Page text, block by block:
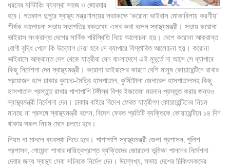
ধরনের মনিটরিং ব্যবস্থা সহজ ও জোরদার
হবে। গতকাল দুপুরে স্বাস্থ্য মন্ত্রণালয়ের সভাকক্ষে ‘করোনা ভাইরাস মোকাবিলায় করণীয়’
শীর্ষক আলোচনা সভায় সভাপতির বক্তব্যে এসব কথা বলেন স্বাস্থ্যমন্ত্রী। সভায় করোনা
ভাইরাস সংক্রান্ত দেশের সার্বিক পরিস্থিতি নিয়ে আলোচনা হয়। দেশে করোনা আক্রান্ত
রোগী বৃদ্ধি পেলে কি উদ্যোগ নেয়া হবে সে ব্যাপারে বিস্তারিত আলোচনা হয়। করোনা
ভাইরাসে আক্রান্ত দেশ থেকে যাত্রীরা যেন বাংলাদেশে এই মুহূর্তে না আসে সে ব্যাপারে
কিছু নির্দেশনা দেন স্বাস্থ্যমন্ত্রী। করোনা ভাইরাসের কারণে বেশি মানুষ কোয়ারেন্টিনে রাখার
প্রয়োজন হলে ঢাকার কুয়েত-মৈত্রি হাসপাতাল, কুর্মিটোলা জেনারেল হাসপাতালসহ কিছু
হাসপাতাল প্রস্তুত রাখার পাশাপাশি টঙ্গীস্থ বিশ্ব ইজতেমা ময়দান প্রস্তুত করার জন্যও
স্বাস্থ্যমন্ত্রী নির্দেশনা দেন। ঢাকার বাইরে বিদেশ ফেরত যাত্রীগণ কোয়ারেন্টিনের নিয়ম
মানছে না প্রসঙ্গে স্বাস্থ্যমন্ত্রী বলেন, বিদেশ ফেরত প্রতিটি ব্যক্তিকে কোয়ারেন্টিনে ১৪ দিন
থাকার সকল নিয়ম মেনে চলতে হবে।
নিয়ম না মানলে ব্যবস্থা নিতে হবে। পাশাপাশি স্বাস্থ্যমন্ত্রী জেলা প্রশাসন, পুলিশ
প্রশাসন, গোয়েন্দা শাখার দায়িত্বপ্রাপ্ত ব্যক্তিদের জোরালো ভূমিকা পালনের নির্দেশনা
দেবার জন্য স্বাস্থ্য সেবা সচিবকে নির্দেশ দেন। উল্লেখ্য, সভায় দেশের চিকিৎসকদের